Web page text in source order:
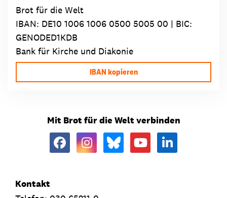
Brot für die Welt
IBAN: DE10 1006 1006 0500 5005 00 | BIC:
GENODED1KDB
Bank für Kirche und Diakonie
IBAN kopieren
Mit Brot für die Welt verbinden
Kontakt